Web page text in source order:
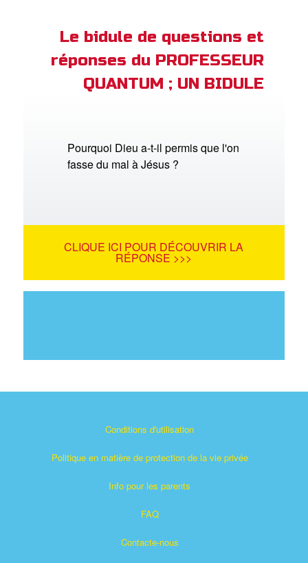
Le bidule de questions et
réponses du PROFESSEUR
QUANTUM ; UN BIDULE
Pourquoi Dieu a-t-il permis que l'on
fasse du mal à Jésus ?
CLIQUE ICI POUR DÉCOUVRIR LA
RÉPONSE >>>
Conditions d'utilisation
Politique en matière de protection de la vie privée
Info pour les parents
FAQ
Contacte-nous